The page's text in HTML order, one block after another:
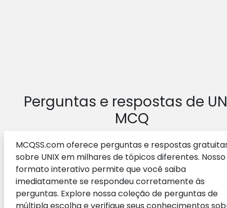
Perguntas e respostas de
MCQ
MCQSS.com oferece perguntas e respostas
sobre UNIX em milhares de tópicos diferentes. Nosso
formato interativo permite que você saiba
imediatamente se respondeu corretamente às
perguntas. Explore nossa coleção de perguntas de